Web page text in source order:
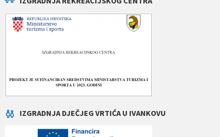
IZGRADNJA DJEČJEG VRTIĆA U IVANKOVU